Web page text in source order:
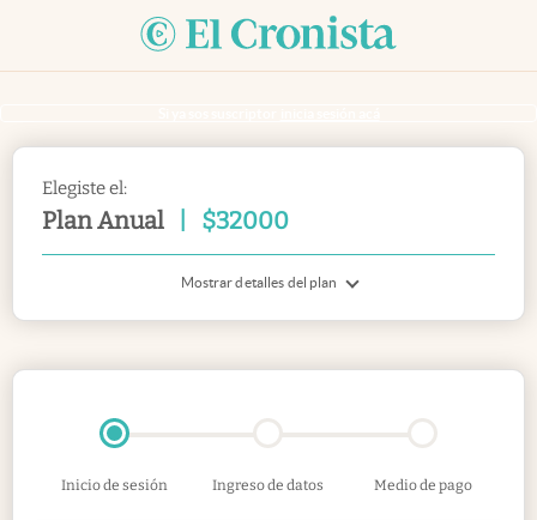
Elegiste el:
Plan Anual $32000
Mostrar detalles del plan
Inicio de sesión Ingreso de datos Medio de pago